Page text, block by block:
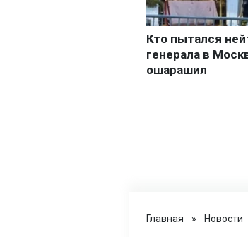
Главная » Новости